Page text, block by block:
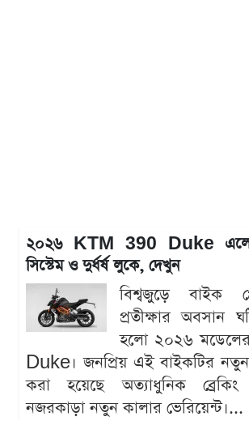
২০২৬ KTM 390 Duke এলো
সিস্টেম ও দুর্ধর্ষ লুকে, দেখুন
বিশ্বজুড়ে বাইক
প্রতীক্ষার অবসান
হলো ২০২৬
Duke। জনপ্রিয় এই বাইকটির নতুন
করা হয়েছে অত্যাধুনিক
নজরকাড়া নতুন কালার ভেরিয়েন্ট।...